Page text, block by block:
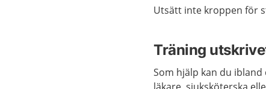
Utsätt inte kroppen för
Träning
Som hjälp kan du